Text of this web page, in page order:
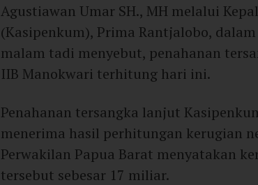
Agustiawan Umar SH., MH melalui
(Kasipenkum), Prima Rantjalobo,
malam tadi menyebut, penahanan
IIB Manokwari terhitung hari ini.
Penahanan tersangka lanjut
menerima hasil perhitungan kerugian
Perwakilan Papua Barat menyatakan
tersebut sebesar 17 miliar.